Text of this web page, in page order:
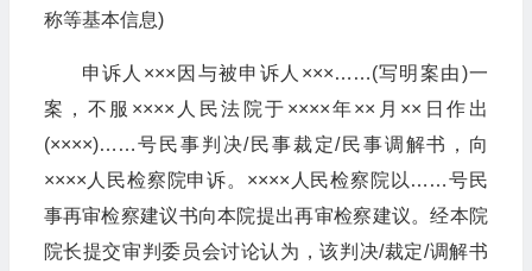
称等基本信息)
申诉人×××因与被申诉人×××……(写明案由)一
案，不服××××人民法院于××××年××月××日作出
(××××)……号民事判决/民事裁定/民事调解书，向
××××人民检察院申诉。××××人民检察院以……号民
事再审检察建议书向本院提出再审检察建议。经本院
院长提交审判委员会讨论认为，该判决/裁定/调解书